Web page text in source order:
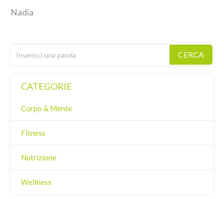
Nadia
CERCA
CATEGORIE
Corpo & Mente
Fitness
Nutrizione
Wellness